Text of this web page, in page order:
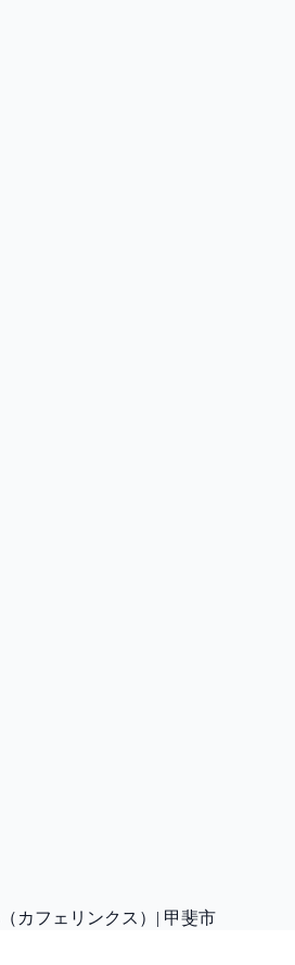
カフェリンクス）| 甲斐市